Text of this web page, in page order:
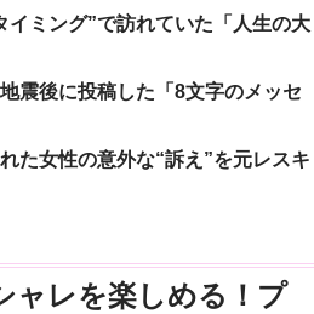
イミング”で訪れていた「人生の大
震後に投稿した「8文字のメッセ
た女性の意外な“訴え”を元レスキ
ャレを楽しめる！プ